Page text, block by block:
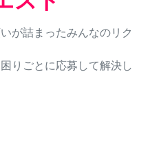
が詰まったみんなのリク
りごとに応募して解決し